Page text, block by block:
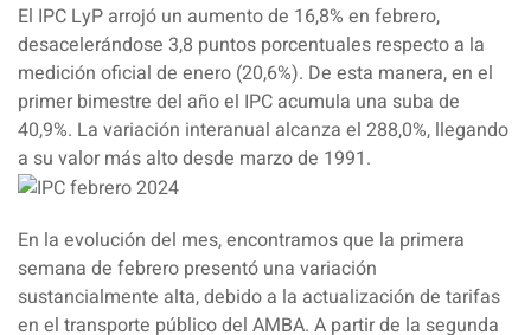
El IPC LyP arrojó un aumento de 16,8% en febrero,
desacelerándose 3,8 puntos porcentuales respecto a la
medición oficial de enero (20,6%). De esta manera, en el
primer bimestre del año el IPC acumula una suba de
40,9%. La variación interanual alcanza el 288,0%, llegando
a su valor más alto desde marzo de 1991.
En la evolución del mes, encontramos que la primera
semana de febrero presentó una variación
sustancialmente alta, debido a la actualización de tarifas
en el transporte público del AMBA. A partir de la segunda